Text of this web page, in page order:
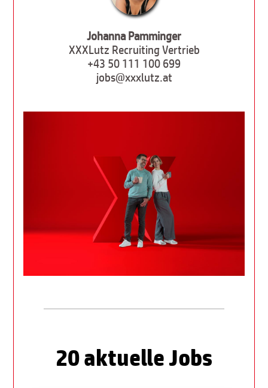
Johanna Pamminger
XXXLutz Recruiting Vertrieb
+43 50 111 100 699
jobs@xxxlutz.at
20 aktuelle Jobs